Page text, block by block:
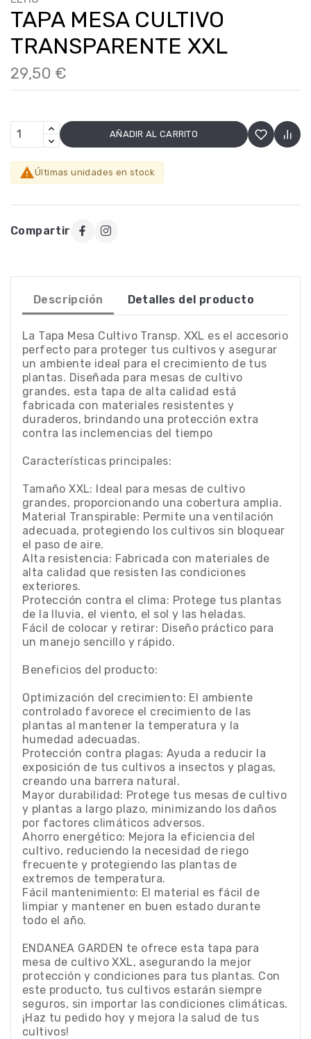
TAPA MESA CULTIVO
TRANSPARENTE XXL
29,50 €
AÑADIR AL CARRITO
Últimas unidades en stock
Compartir
Descripción Detalles del producto
La Tapa Mesa Cultivo Transp. XXL es el accesorio
perfecto para proteger tus cultivos y asegurar
un ambiente ideal para el crecimiento de tus
plantas. Diseñada para mesas de cultivo
grandes, esta tapa de alta calidad está
fabricada con materiales resistentes y
duraderos, brindando una protección extra
contra las inclemencias del tiempo
Características principales:
Tamaño XXL: Ideal para mesas de cultivo
grandes, proporcionando una cobertura amplia.
Material Transpirable: Permite una ventilación
adecuada, protegiendo los cultivos sin bloquear
el paso de aire.
Alta resistencia: Fabricada con materiales de
alta calidad que resisten las condiciones
exteriores.
Protección contra el clima: Protege tus plantas
de la lluvia, el viento, el sol y las heladas.
Fácil de colocar y retirar: Diseño práctico para
un manejo sencillo y rápido.
Beneficios del producto:
Optimización del crecimiento: El ambiente
controlado favorece el crecimiento de las
plantas al mantener la temperatura y la
humedad adecuadas.
Protección contra plagas: Ayuda a reducir la
exposición de tus cultivos a insectos y plagas,
creando una barrera natural.
Mayor durabilidad: Protege tus mesas de cultivo
y plantas a largo plazo, minimizando los daños
por factores climáticos adversos.
Ahorro energético: Mejora la eficiencia del
cultivo, reduciendo la necesidad de riego
frecuente y protegiendo las plantas de
extremos de temperatura.
Fácil mantenimiento: El material es fácil de
limpiar y mantener en buen estado durante
todo el año.
ENDANEA GARDEN te ofrece esta tapa para
mesa de cultivo XXL, asegurando la mejor
protección y condiciones para tus plantas. Con
este producto, tus cultivos estarán siempre
seguros, sin importar las condiciones climáticas.
¡Haz tu pedido hoy y mejora la salud de tus
cultivos!